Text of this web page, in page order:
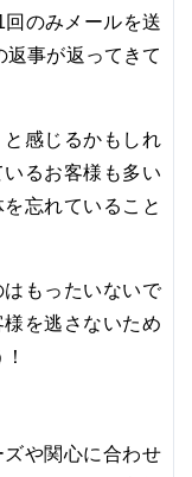
のみメールを送
返事が返ってきて
感じるかもしれ
るお客様も多い
忘れていること
もったいないで
を逃さないため
や関心に合わせ